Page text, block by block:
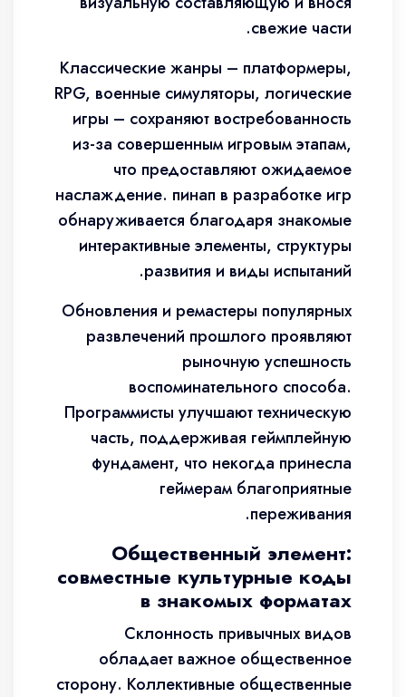
свежие части.
Классические жанры – платформеры,
RPG, военные симуляторы, логические
игры – сохраняют востребованность
из-за совершенным игровым этапам,
что предоставляют ожидаемое
наслаждение. пинап в разработке игр
обнаруживается благодаря знакомые
интерактивные элементы, структуры
развития и виды испытаний.
Обновления и ремастеры популярных
развлечений прошлого проявляют
рыночную успешность
воспоминательного способа.
Программисты улучшают техническую
часть, поддерживая геймплейную
фундамент, что некогда принесла
геймерам благоприятные
переживания.
Общественный элемент:
совместные культурные коды
в знакомых форматах
Склонность привычных видов
обладает важное общественное
сторону. Коллективные общественные